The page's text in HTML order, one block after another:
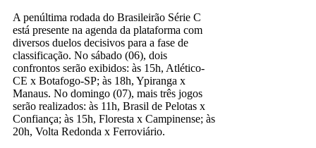
A penúltima rodada do Brasileirão Série C
está presente na agenda da plataforma com
diversos duelos decisivos para a fase de
classificação. No sábado (06), dois
confrontos serão exibidos: às 15h, Atlético-
CE x Botafogo-SP; às 18h, Ypiranga x
Manaus. No domingo (07), mais três jogos
serão realizados: às 11h, Brasil de Pelotas x
Confiança; às 15h, Floresta x Campinense; às
20h, Volta Redonda x Ferroviário.